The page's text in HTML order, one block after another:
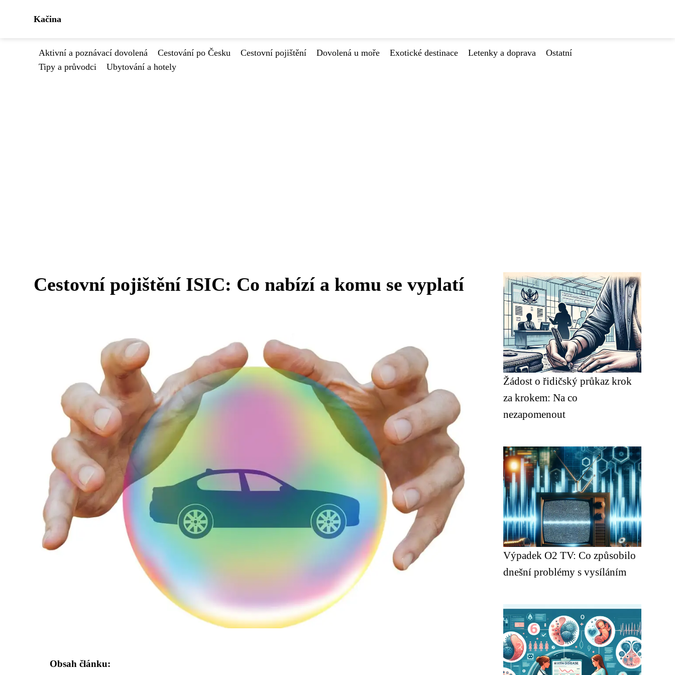
Kačina
Aktivní a poznávací dovolená Cestování po Česku Cestovní pojištění Dovolená u moře Exotické destinace Letenky a doprava
Ostatní
Tipy a průvodci
Ubytování a hotely
Cestovní pojištění ISIC: Co nabízí a komu se vyplatí
Obsah článku:
Žádost o řidičský průkaz krok
za krokem: Na co
nezapomenout
Výpadek O2 TV: Co způsobilo
dnešní problémy s vysíláním